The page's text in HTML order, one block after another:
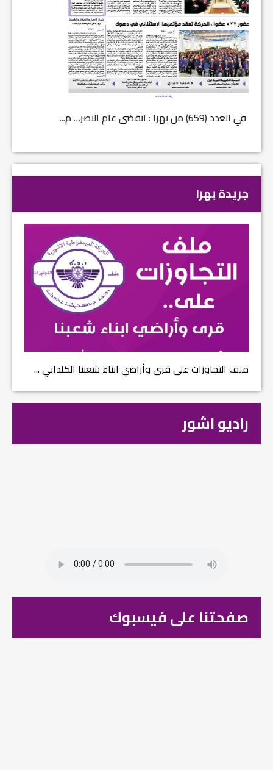
في العدد (659) من بهرا : انقضى عام النصر… م...
جريدة بهرا
ملف التجاوزات على قرى وأراضي ابناء شعبنا الكلداني ...
راديو اشور
صفحتنا على فيسبوك